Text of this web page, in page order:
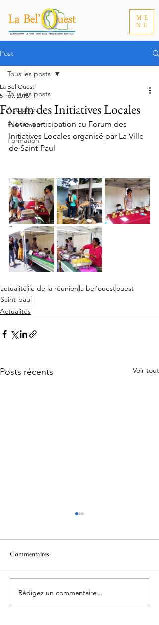
ME
NU
Post
Tous les posts
Actualités
Événement
Formation
Tous les posts
Forum des Initiatives Locales
La Bel'Ouest
5 nov. 2016
Notre participation au Forum des
Initiatives Locales organisé par La Ville
de Saint-Paul
actualité ile de la réunion la bel'ouestouest
Saint-paul
Actualités
Posts récents Voir tout
"Itinéraire d’un compère" : une
vie de résilience et de partage
Commentaires
Rédigez un commentaire...